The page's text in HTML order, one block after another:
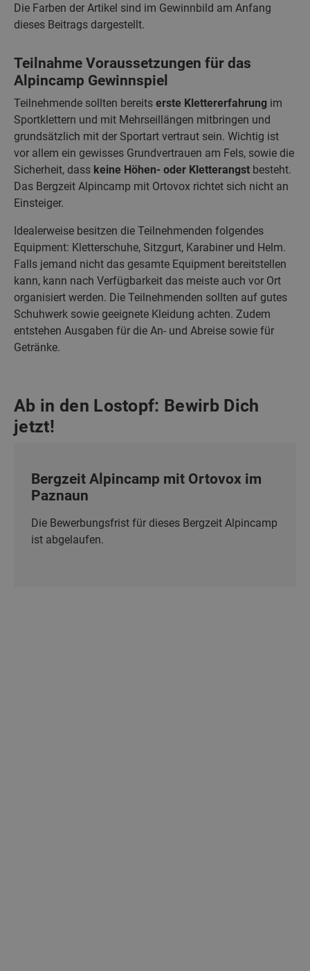
Die Farben der Artikel sind im Gewinnbild am Anfang
dieses Beitrags dargestellt.
Teilnahme Voraussetzungen für das
Alpincamp Gewinnspiel
Teilnehmende sollten bereits erste Klettererfahrung im
Sportklettern und mit Mehrseillängen mitbringen und
grundsätzlich mit der Sportart vertraut sein. Wichtig ist
vor allem ein gewisses Grundvertrauen am Fels, sowie die
Sicherheit, dass keine Höhen- oder Kletterangst besteht.
Das Bergzeit Alpincamp mit Ortovox richtet sich nicht an
Einsteiger.
Idealerweise besitzen die Teilnehmenden folgendes
Equipment: Kletterschuhe, Sitzgurt, Karabiner und Helm.
Falls jemand nicht das gesamte Equipment bereitstellen
kann, kann nach Verfügbarkeit das meiste auch vor Ort
organisiert werden. Die Teilnehmenden sollten auf gutes
Schuhwerk sowie geeignete Kleidung achten. Zudem
entstehen Ausgaben für die An- und Abreise sowie für
Getränke.
Ab in den Lostopf: Bewirb Dich
jetzt!
Bergzeit Alpincamp mit Ortovox im
Paznaun
Die Bewerbungsfrist für dieses Bergzeit Alpincamp
ist abgelaufen.